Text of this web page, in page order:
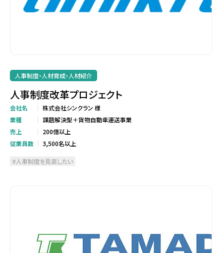
人事制度・人材育成・人材紹介
人事制度改革プロジェクト
会社名
株式会社シンクラン 様
業種
課題解決型＋貨物自動車運送事業
売上
200億以上
従業員数
3,500名以上
人事制度を見直したい